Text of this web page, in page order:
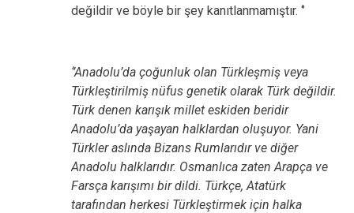
değildir ve böyle bir şey kanıtlanmamıştır. ‘’
‘’Anadolu’da çoğunluk olan Türkleşmiş veya
Türkleştirilmiş nüfus genetik olarak Türk değildir.
Türk denen karışık millet eskiden beridir
Anadolu’da yaşayan halklardan oluşuyor. Yani
Türkler aslında Bizans Rumlarıdır ve diğer
Anadolu halklarıdır. Osmanlıca zaten Arapça ve
Farsça karışımı bir dildi. Türkçe, Atatürk
tarafından herkesi Türkleştirmek için halka